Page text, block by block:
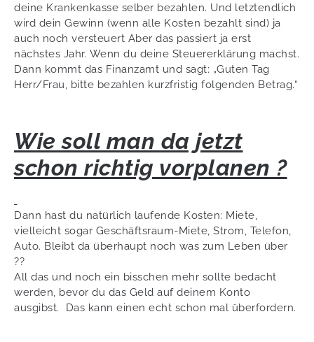
deine Krankenkasse selber bezahlen. Und letztendlich
wird dein Gewinn (wenn alle Kosten bezahlt sind) ja
auch noch versteuert Aber das passiert ja erst
nächstes Jahr. Wenn du deine Steuererklärung machst.
Dann kommt das Finanzamt und sagt: „Guten Tag
Herr/Frau, bitte bezahlen kurzfristig folgenden Betrag.“
Wie soll man da jetzt
schon richtig vorplanen ?
Dann hast du natürlich laufende Kosten: Miete,
vielleicht sogar Geschäftsraum-Miete, Strom, Telefon,
Auto. Bleibt da überhaupt noch was zum Leben über
??
All das und noch ein bisschen mehr sollte bedacht
werden, bevor du das Geld auf deinem Konto
ausgibst. Das kann einen echt schon mal überfordern.